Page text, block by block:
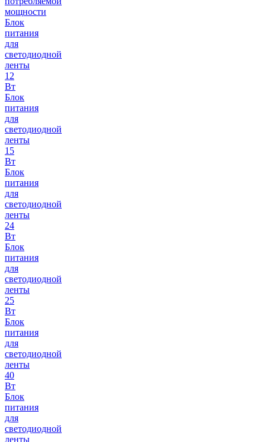
мощности
Блок
питания
для
светодиодной
ленты
12
Вт
Блок
питания
для
светодиодной
ленты
15
Вт
Блок
питания
для
светодиодной
ленты
24
Вт
Блок
питания
для
светодиодной
ленты
25
Вт
Блок
питания
для
светодиодной
ленты
40
Вт
Блок
питания
для
светодиодной
ленты